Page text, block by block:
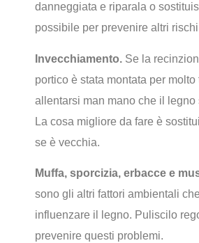
danneggiata e riparala o
possibile per prevenire altri
Invecchiamento. Se la
portico è stata montata per molto
allentarsi man mano che il legno
La cosa migliore da fare è
se è vecchia.
Muffa, sporcizia, erbacce e
sono gli altri fattori ambientali
influenzare il legno. Puliscilo
prevenire questi problemi.